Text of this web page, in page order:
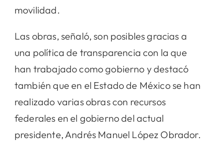
movilidad.
Las obras, señaló, son posibles gracias a
una política de transparencia con la que
han trabajado como gobierno y destacó
también que en el Estado de México se han
realizado varias obras con recursos
federales en el gobierno del actual
presidente, Andrés Manuel López Obrador.